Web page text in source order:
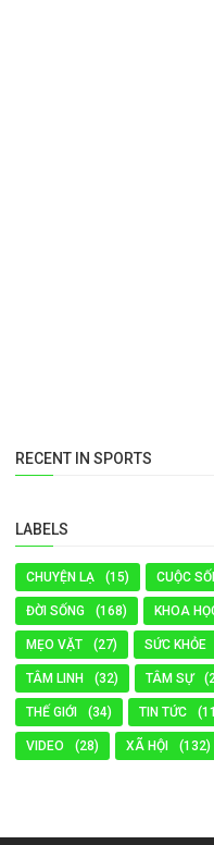
RECENT IN SPORTS
LABELS
CHUYỆN LẠ (15) CUỘC
ĐỜI SỐNG (168) KHOA
MẸO VẶT (27) SỨC KHỎE
TÂM LINH (32) TÂM SỰ
THẾ GIỚI (34) TIN TỨC
VIDEO (28) XÃ HỘI (132)